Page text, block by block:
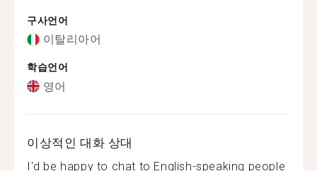
구사언어
이탈리아어
학습언어
영어
이상적인 대화 상대
I'd be happy to chat to English-speaking people